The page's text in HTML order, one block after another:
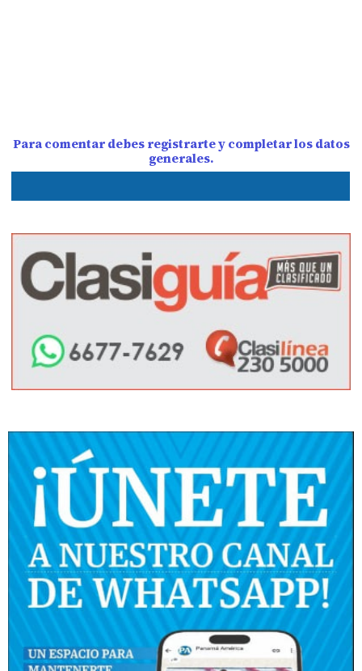
Para comentar debes registrarte y completar los datos
generales.